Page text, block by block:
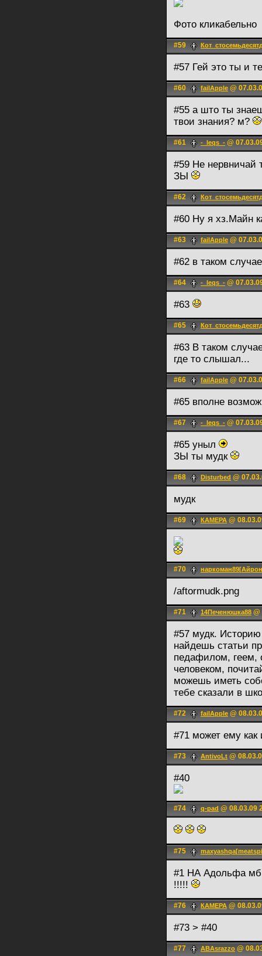
Фото кликабельно
#59
#57 Гей это ты и
#60 failApple @
#55 а што ты
твои знания? м?
#61 -_leqs_- @
#59 Не нервничай
ЗЫ
#62
#60 Ну я хз.Майн
#63 failApple @
#62 в таком
#64 -_leqs_- @
#63
#65
#63 В таком
где то слышал...
#66 failApple @
#65 вполне
#67 -_leqs_- @
#65 уныл
ЗЫ ты мудк
#68 Disturbed @
мудк
#69 КАМЕРА @
#70
/aftormudk.png
#71 14Печенюшка88 @
#57 мудк.
найдешь статьи
педафилом, геем,
человеком,
можешь иметь
тебе сказали в
#72 failApple @
#71 может ему
#73 AntivoLt @
#40
#74 q-pad @ 08.03.09
#75
#1 НА Адольфа мб
!!!!!
#76 КАМЕРА @
#73 > #40
#77 ABAsrazzo @